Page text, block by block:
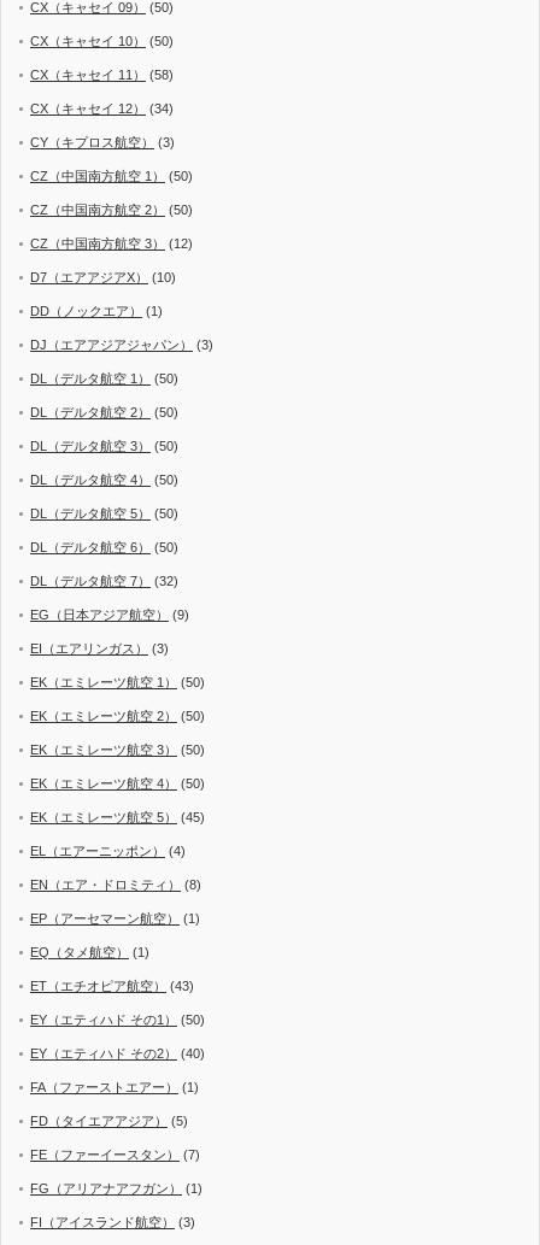
CX（キャセイ 09） (50)
CX（キャセイ 10） (50)
CX（キャセイ 11） (58)
CX（キャセイ 12） (34)
CY（キプロス航空） (3)
CZ（中国南方航空 1） (50)
CZ（中国南方航空 2） (50)
CZ（中国南方航空 3） (12)
D7（エアアジアX） (10)
DD（ノックエア） (1)
DJ（エアアジアジャパン） (3)
DL（デルタ航空 1） (50)
DL（デルタ航空 2） (50)
DL（デルタ航空 3） (50)
DL（デルタ航空 4） (50)
DL（デルタ航空 5） (50)
DL（デルタ航空 6） (50)
DL（デルタ航空 7） (32)
EG（日本アジア航空） (9)
EI（エアリンガス） (3)
EK（エミレーツ航空 1） (50)
EK（エミレーツ航空 2） (50)
EK（エミレーツ航空 3） (50)
EK（エミレーツ航空 4） (50)
EK（エミレーツ航空 5） (45)
EL（エアーニッポン） (4)
EN（エア・ドロミティ） (8)
EP（アーセマーン航空） (1)
EQ（タメ航空） (1)
ET（エチオピア航空） (43)
EY（エティハド その1） (50)
EY（エティハド その2） (40)
FA（ファーストエアー） (1)
FD（タイエアアジア） (5)
FE（ファーイースタン） (7)
FG（アリアナアフガン） (1)
FI（アイスランド航空） (3)